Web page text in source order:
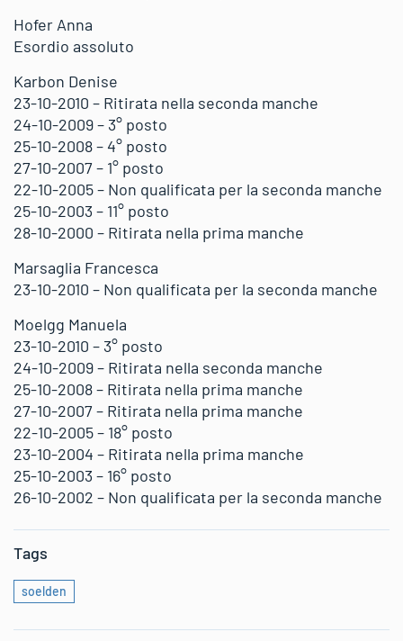
Hofer Anna
Esordio assoluto
Karbon Denise
23-10-2010 – Ritirata nella seconda manche
24-10-2009 – 3° posto
25-10-2008 – 4° posto
27-10-2007 – 1° posto
22-10-2005 – Non qualificata per la seconda manche
25-10-2003 – 11° posto
28-10-2000 – Ritirata nella prima manche
Marsaglia Francesca
23-10-2010 – Non qualificata per la seconda manche
Moelgg Manuela
23-10-2010 – 3° posto
24-10-2009 – Ritirata nella seconda manche
25-10-2008 – Ritirata nella prima manche
27-10-2007 – Ritirata nella prima manche
22-10-2005 – 18° posto
23-10-2004 – Ritirata nella prima manche
25-10-2003 – 16° posto
26-10-2002 – Non qualificata per la seconda manche
Tags
soelden